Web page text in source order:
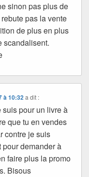
sinon pas plus de
pas la vente
de plus en plus
scandalisent.
à 10:32 a dit :
pour un livre à
que tu en vendes
contre je suis
pour demander à
faire plus la promo
Bisous